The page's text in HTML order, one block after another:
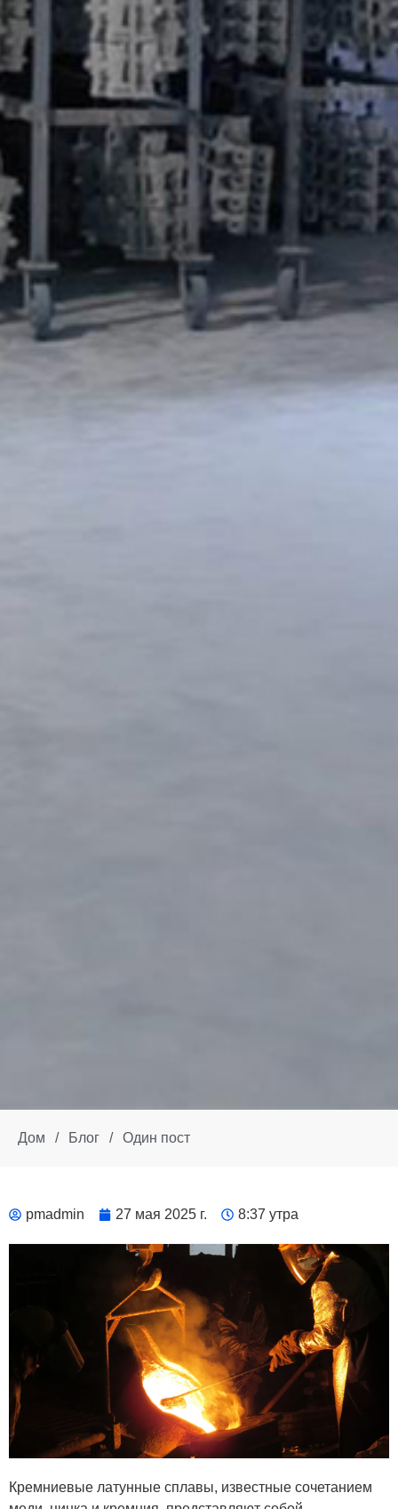
Дом / Блог / Один пост
pmadmin 27 мая 2025 г. 8:37 утра
Кремниевые латунные сплавы, известные сочетанием